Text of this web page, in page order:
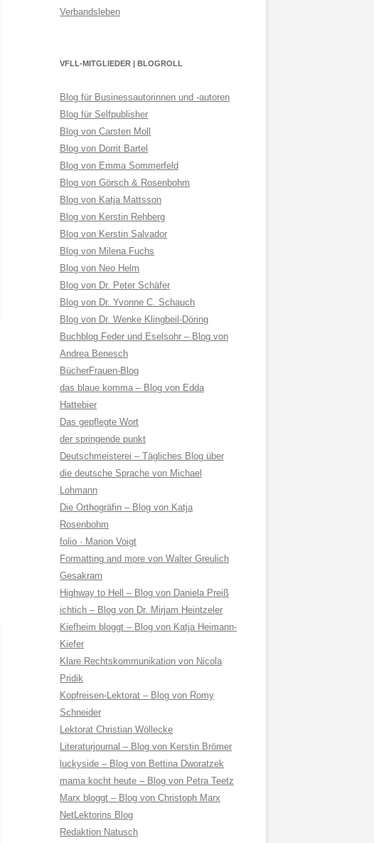
Verbandsleben
VFLL-MITGLIEDER | BLOGROLL
Blog für Businessautorinnen und -autoren
Blog für Selfpublisher
Blog von Carsten Moll
Blog von Dorrit Bartel
Blog von Emma Sommerfeld
Blog von Görsch & Rosenbohm
Blog von Katja Mattsson
Blog von Kerstin Rehberg
Blog von Kerstin Salvador
Blog von Milena Fuchs
Blog von Neo Helm
Blog von Dr. Peter Schäfer
Blog von Dr. Yvonne C. Schauch
Blog von Dr. Wenke Klingbeil-Döring
Buchblog Feder und Eselsohr – Blog von
Andrea Benesch
BücherFrauen-Blog
das blaue komma – Blog von Edda
Hattebier
Das gepflegte Wort
der springende punkt
Deutschmeisterei – Tägliches Blog über
die deutsche Sprache von Michael
Lohmann
Die Orthogräfin – Blog von Katja
Rosenbohm
folio · Marion Voigt
Formatting and more von Walter Greulich
Gesakram
Highway to Hell – Blog von Daniela Preiß
ichtich – Blog von Dr. Mirjam Heintzeler
Kiefheim bloggt – Blog von Katja Heimann-
Kiefer
Klare Rechtskommunikation von Nicola
Pridik
Kopfreisen-Lektorat – Blog von Romy
Schneider
Lektorat Christian Wöllecke
Literaturjournal – Blog von Kerstin Brömer
luckyside – Blog von Bettina Dworatzek
mama kocht heute – Blog von Petra Teetz
Marx bloggt – Blog von Christoph Marx
NetLektorins Blog
Redaktion Natusch